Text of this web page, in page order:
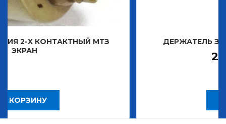
МТЗ ДЕРЖАТЕЛЬ ЗНАКА